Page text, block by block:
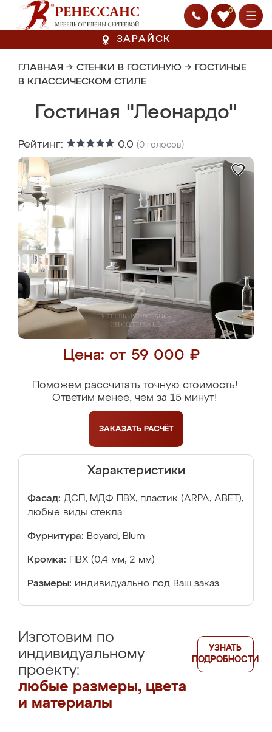
0
ЗАРАЙСК
ГЛАВНАЯ → СТЕНКИ В ГОСТИНУЮ → ГОСТИНЫЕ
В КЛАССИЧЕСКОМ СТИЛЕ
Гостиная "Леонардо"
Рейтинг: 0.0 (0 голосов)
Цена: от 59 000 ₽
Поможем рассчитать точную стоимость!
Ответим менее, чем за 15 минут!
ЗАКАЗАТЬ РАСЧЁТ
Характеристики
Фасад: ДСП, МДФ ПВХ, пластик (ARPA, ABET),
любые виды стекла
Фурнитура: Boyard, Blum
Кромка: ПВХ (0,4 мм, 2 мм)
Размеры: индивидуально под Ваш заказ
Изготовим по
индивидуальному
проекту:
любые размеры, цвета
и материалы
УЗНАТЬ
ПОДРОБНОСТИ